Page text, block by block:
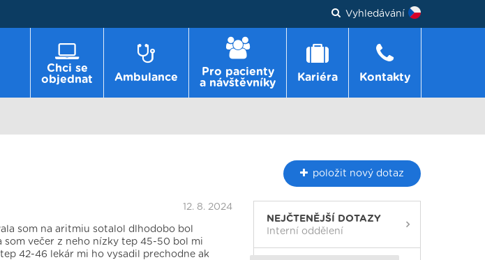
Vyhledávání
Chci se
objednat
Ambulance
Pro pacienty
a návštěvníky
Kariéra Kontakty
položit nový dotaz
12. 8. 2024
som na aritmiu sotalol dlhodobo bol
večer z neho nízky tep 45-50 bol mi
42-46 lekár mi ho vysadil prechodne ak
NEJČTENĚJŠÍ DOTAZY
Interní oddělení